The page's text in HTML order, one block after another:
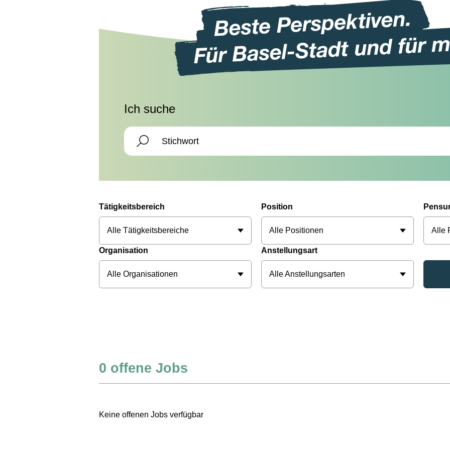
Ich suche
Tätigkeitsbereich
Alle Tätigkeitsbereiche
Position
Alle Positionen Alle
Organisation
Alle Organisationen
Anstellungsart
Alle Anstellungsarten
0 offene Jobs
Keine offenen Jobs verfügbar